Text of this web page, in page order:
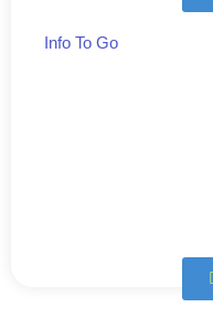
Info To Go